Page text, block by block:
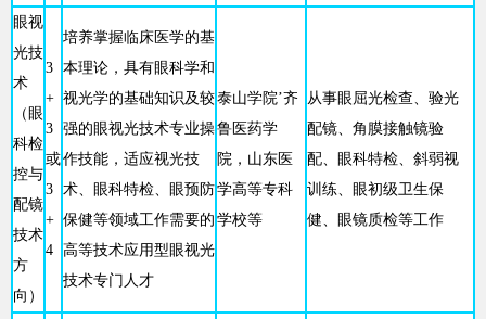
眼视
光技
术
（眼
科检
控与
配镜
技术
方
向）
3
+
3
或
3
+
4
培养掌握临床医学的基
本理论，具有眼科学和
视光学的基础知识及较
强的眼视光技术专业操
作技能，适应视光技
术、眼科特检、眼预防
保健等领域工作需要的
高等技术应用型眼视光
技术专门人才
泰山学院’齐
鲁医药学
院，山东医
学高等专科
学校等
从事眼屈光检查、验光
配镜、角膜接触镜验
配、眼科特检、斜弱视
训练、眼初级卫生保
健、眼镜质检等工作